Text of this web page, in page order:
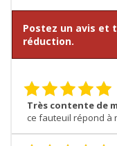
Postez un avis et
réduction.
Très contente de
ce fauteuil répond à